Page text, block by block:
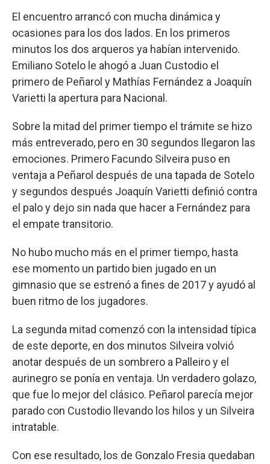
El encuentro arrancó con mucha dinámica y
ocasiones para los dos lados. En los primeros
minutos los dos arqueros ya habían intervenido.
Emiliano Sotelo le ahogó a Juan Custodio el
primero de Peñarol y Mathías Fernández a Joaquín
Varietti la apertura para Nacional.
Sobre la mitad del primer tiempo el trámite se hizo
más entreverado, pero en 30 segundos llegaron las
emociones. Primero Facundo Silveira puso en
ventaja a Peñarol después de una tapada de Sotelo
y segundos después Joaquín Varietti definió contra
el palo y dejo sin nada que hacer a Fernández para
el empate transitorio.
No hubo mucho más en el primer tiempo, hasta
ese momento un partido bien jugado en un
gimnasio que se estrenó a fines de 2017 y ayudó al
buen ritmo de los jugadores.
La segunda mitad comenzó con la intensidad típica
de este deporte, en dos minutos Silveira volvió
anotar después de un sombrero a Palleiro y el
aurinegro se ponía en ventaja. Un verdadero golazo,
que fue lo mejor del clásico. Peñarol parecía mejor
parado con Custodio llevando los hilos y un Silveira
intratable.
Con ese resultado, los de Gonzalo Fresia quedaban